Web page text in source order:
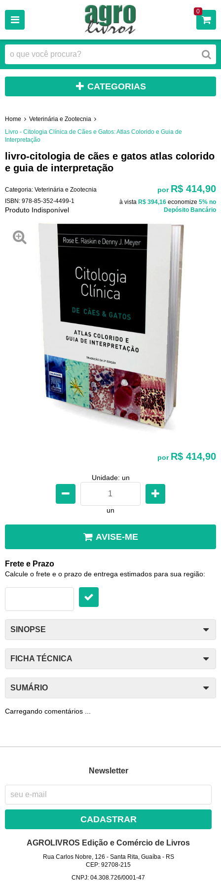
0
CATEGORIAS
Home
Veterinária e Zootecnia
Livro - Citologia Clínica de Cães e Gatos: Atlas Colorido e Guia de
Interpretação
livro-citologia de cães e gatos atlas colorido
e guia de interpretação
Categoria: Veterinária e Zootecnia
ISBN: 978-85-352-4499-1
Produto Indisponível
por R$ 414,90
à vista R$ 394,16 economize 5% no
Depósito Bancário
por R$ 414,90
Unidade: un
un
AVISE-ME
Frete e Prazo
Calcule o frete e o prazo de entrega estimados para sua região:
SINOPSE
FICHA TÉCNICA
SUMÁRIO
Carregando comentários ...
Newsletter
CADASTRAR
AGROLIVROS Edição e Comércio de Livros
Rua Carlos Nobre, 126 - Santa Rita, Guaíba- RS
CEP: 92708-215
CNPJ: 04.308.726/0001-47